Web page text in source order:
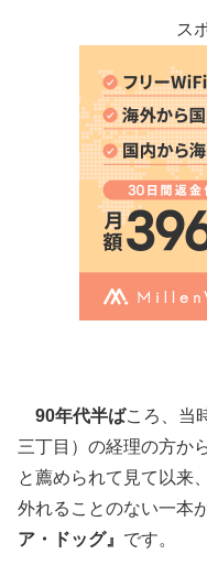
ス
90年代半ばころ、当
三丁目）の経理の方か
と薦められて見て以来
外れることのない一本
ア・ドッグ』 です。